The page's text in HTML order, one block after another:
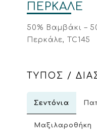
ΠΕΡΚΑΛΕ
50% Βαμβάκι –
Περκάλε, TC145
ΤΥΠΟΣ /
Σεντόνια
Μαξιλαροθήκη